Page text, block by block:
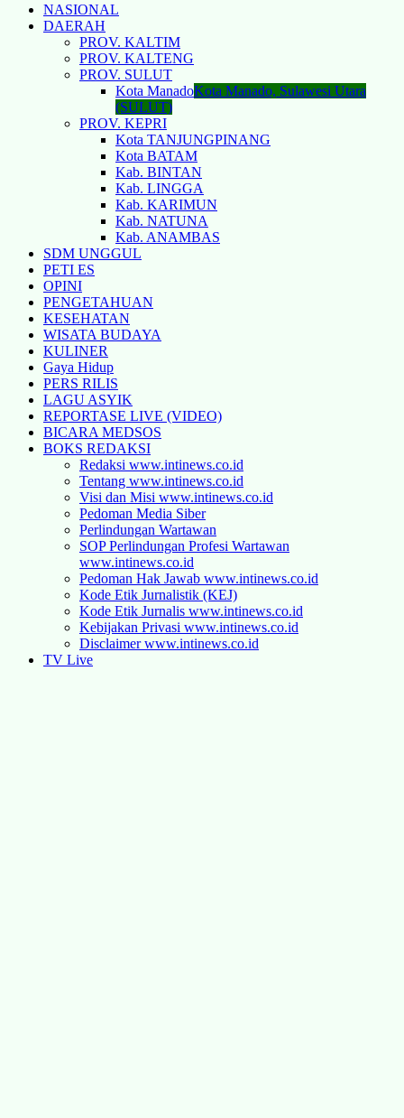
NASIONAL
DAERAH
PROV. KALTIM
PROV. KALTENG
PROV. SULUT
Kota ManadoKota Manado, Sulawesi Utara
(SULUT)
PROV. KEPRI
Kota TANJUNGPINANG
Kota BATAM
Kab. BINTAN
Kab. LINGGA
Kab. KARIMUN
Kab. NATUNA
Kab. ANAMBAS
SDM UNGGUL
PETI ES
OPINI
PENGETAHUAN
KESEHATAN
WISATA BUDAYA
KULINER
Gaya Hidup
PERS RILIS
LAGU ASYIK
REPORTASE LIVE (VIDEO)
BICARA MEDSOS
BOKS REDAKSI
Redaksi www.intinews.co.id
Tentang www.intinews.co.id
Visi dan Misi www.intinews.co.id
Pedoman Media Siber
Perlindungan Wartawan
SOP Perlindungan Profesi Wartawan
www.intinews.co.id
Pedoman Hak Jawab www.intinews.co.id
Kode Etik Jurnalistik (KEJ)
Kode Etik Jurnalis www.intinews.co.id
Kebijakan Privasi www.intinews.co.id
Disclaimer www.intinews.co.id
TV Live